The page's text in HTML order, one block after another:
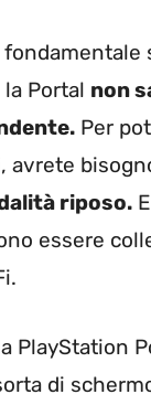
Portal non
Per
avrete
riposo.
essere
PlayStation
di